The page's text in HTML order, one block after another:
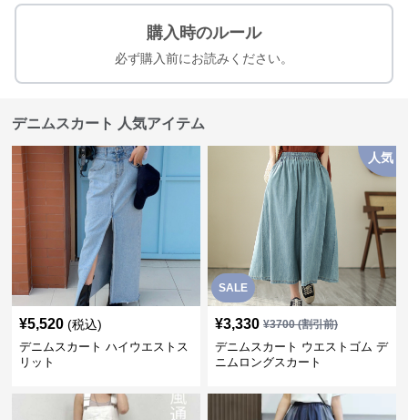
購入時のルール
必ず購入前にお読みください。
デニムスカート 人気アイテム
¥5,520 (税込)
デニムスカート ハイウエストス
リット
SALE
人気
¥3,330 ¥3700(割引前)
デニムスカート ウエストゴム デ
ニムロングスカート